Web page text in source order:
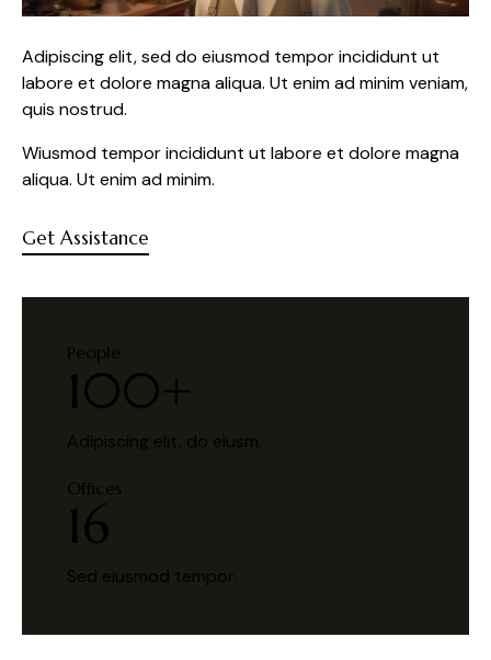
Adipiscing elit, sed do eiusmod tempor incididunt ut
labore et dolore magna aliqua. Ut enim ad minim veniam,
quis nostrud.
Wiusmod tempor incididunt ut labore et dolore magna
aliqua. Ut enim ad minim.
Get Assistance
People
100+
Adipiscing elit, do eiusm.
Offices
16
Sed eiusmod tempor.